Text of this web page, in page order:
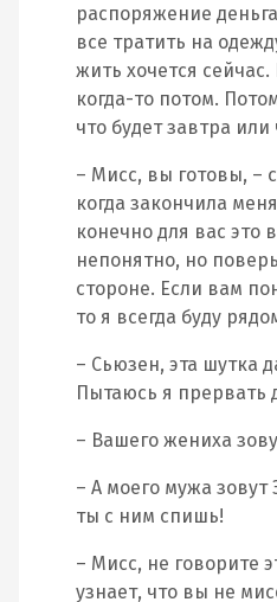
распоряжение
все тратить на
жить хочется
когда-то потом.
что будет завтра или
– Мисс, вы готовы, –
когда закончила
конечно для вас это
непонятно, но
стороне. Если вам
то я всегда буду
– Сьюзен, эта шутка
Пытаюсь я прервать
– Вашего жениха
– А моего мужа зовут
ты с ним спишь!
– Мисс, не говорите
узнает, что вы не